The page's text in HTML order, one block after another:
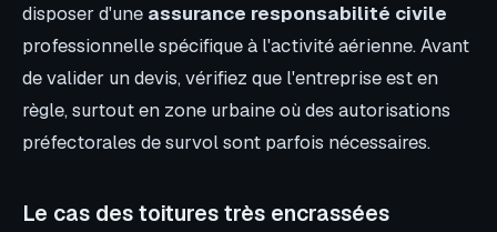
disposer d'une assurance responsabilité civile
professionnelle spécifique à l'activité aérienne. Avant
de valider un devis, vérifiez que l'entreprise est en
règle, surtout en zone urbaine où des autorisations
préfectorales de survol sont parfois nécessaires.
Le cas des toitures très encrassées